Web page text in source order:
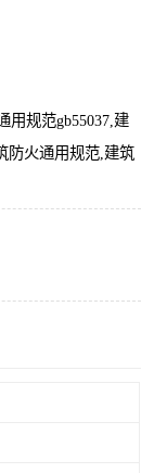
用规范gb55037,建
防火通用规范,建筑
程预算定额
矿山建设工程预